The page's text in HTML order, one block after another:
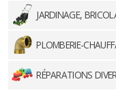
JARDINAGE,
PLOMBERIE-
RÉPARATIONS